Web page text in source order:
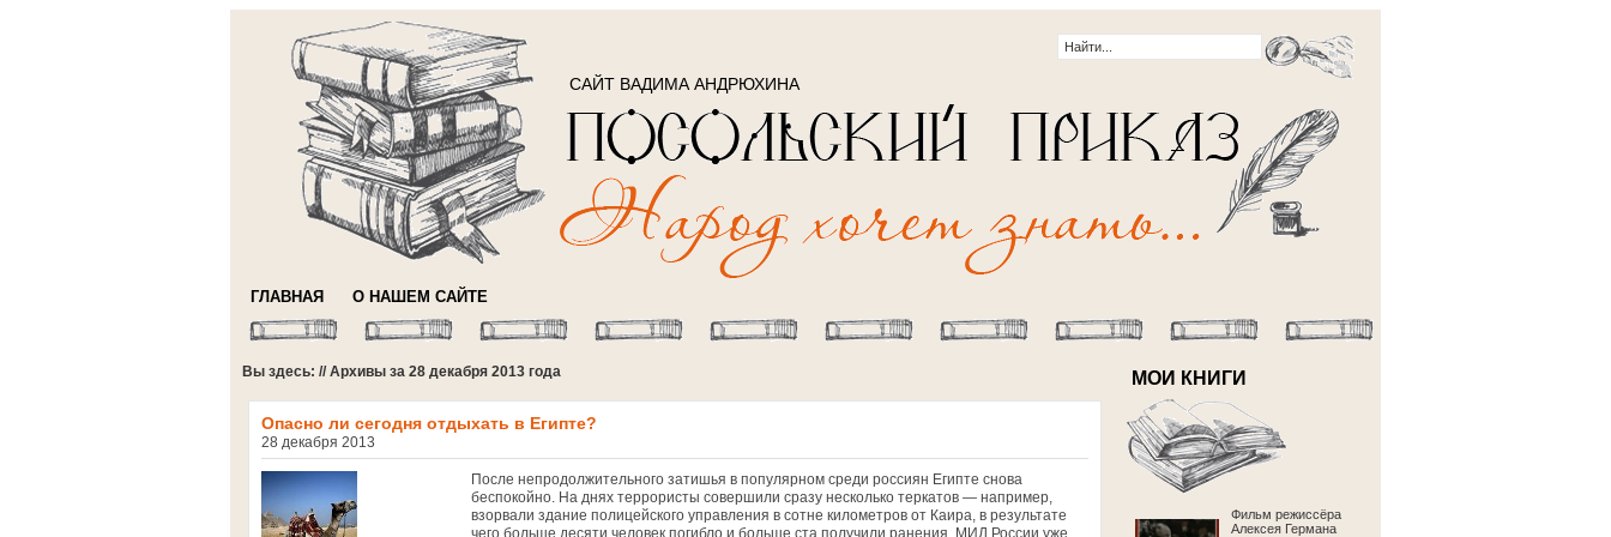
САЙТ ВАДИМА АНДРЮХИНА
ГЛАВНАЯ О НАШЕМ САЙТЕ
Вы здесь: // Архивы за 28 декабря 2013 года
Опасно ли сегодня отдыхать в Египте?
28 декабря 2013
После непродолжительного затишья в популярном среди россиян Египте снова
беспокойно. На днях террористы совершили сразу несколько теркатов — например,
взорвали здание полицейского управления в сотне километров от Каира, в результате
чего больше десяти человек погибло и больше ста получили ранения. МИД России уже
МОИ КНИГИ
Фильм режиссёра
Алексея Германа